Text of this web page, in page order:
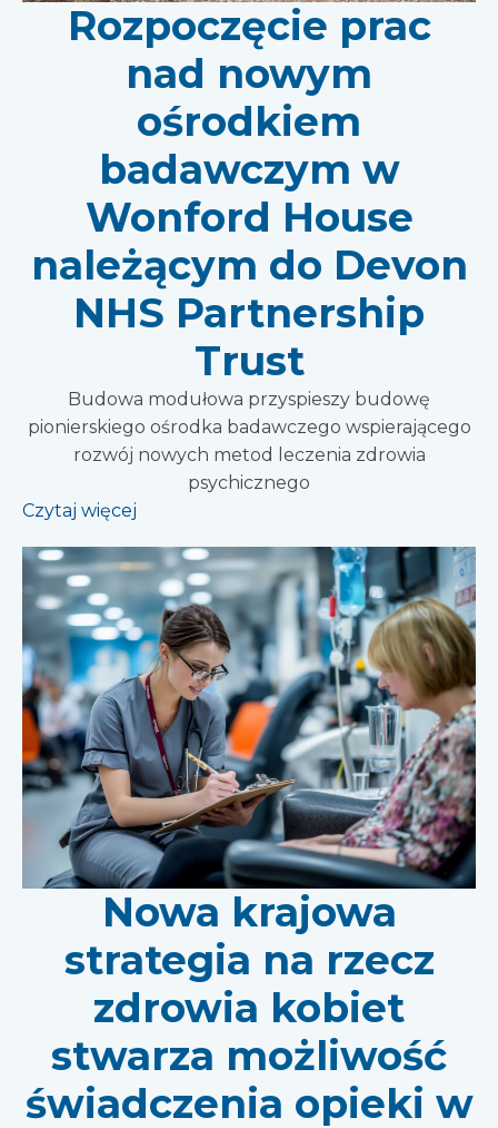
Rozpoczęcie prac
nad nowym
ośrodkiem
badawczym w
Wonford House
należącym do Devon
NHS Partnership
Trust
Budowa modułowa przyspieszy budowę
pionierskiego ośrodka badawczego wspierającego
rozwój nowych metod leczenia zdrowia
psychicznego
Czytaj więcej
Nowa krajowa
strategia na rzecz
zdrowia kobiet
stwarza możliwość
świadczenia opieki w